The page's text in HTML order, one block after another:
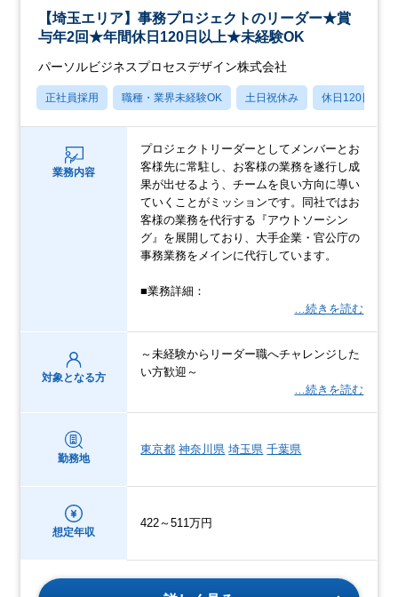
【埼玉エリア】事務プロジェクトのリーダー★賞
与年2回★年間休日120日以上★未経験OK
パーソルビジネスプロセスデザイン株式会社
正社員採用 職種・業界未経験OK 土日祝休み 休日120日以上
業務内容
プロジェクトリーダーとしてメンバーとお
客様先に常駐し、お客様の業務を遂行し成
果が出せるよう、チームを良い方向に導い
ていくことがミッションです。同社ではお
客様の業務を代行する『アウトソーシン
グ』を展開しており、大手企業・官公庁の
事務業務をメインに代行しています。
■業務詳細：
…続きを読む
対象となる方
～未経験からリーダー職へチャレンジした
い方歓迎～
…続きを読む
勤務地
東京都 神奈川県 埼玉県 千葉県
想定年収
422～511万円